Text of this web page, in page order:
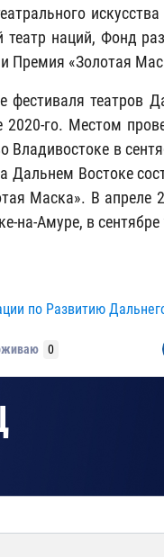
наций, Фонд
Премия «Золотая
театров
2020-го. Местом
Владивостоке в
Дальнем Востоке
Маска». В
на-Амуре, в
по Развитию
0